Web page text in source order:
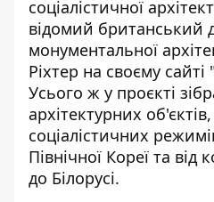
соціалістичної
відомий британський
монументальної
Ріхтер на своєму
Усього ж у проєкті
архітектурних
соціалістичних
Північної Кореї та від
до Білорусі.